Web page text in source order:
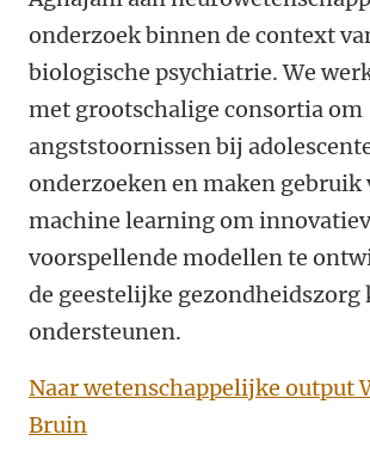
onderzoek binnen de context
biologische psychiatrie. We
met grootschalige consortia om
angststoornissen bij
onderzoeken en maken gebruik
machine learning om
voorspellende modellen te
de geestelijke gezondheidszorg
ondersteunen.
Naar wetenschappelijke output
Bruin